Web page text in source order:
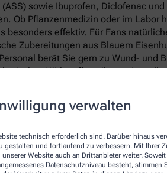
verwalten
technisch erforderlich sind. Darüber hinaus
gestalten und fortlaufend zu verbessern. Mit Ihrer
Website auch an Drittanbieter weiter. Soweit
Datenschutzniveau besteht, stimmen
sowie Ibuprofen, Diclofenac
Ob Pflanzenmedizin oder im Labor
effektiv. Für Fans
Zubereitungen aus Blauem
berät Sie gern zu Wund- und
Wirkstoffen gibt es
Paracetamol und Ibuprofen für die
in der Apotheke gezielt zu